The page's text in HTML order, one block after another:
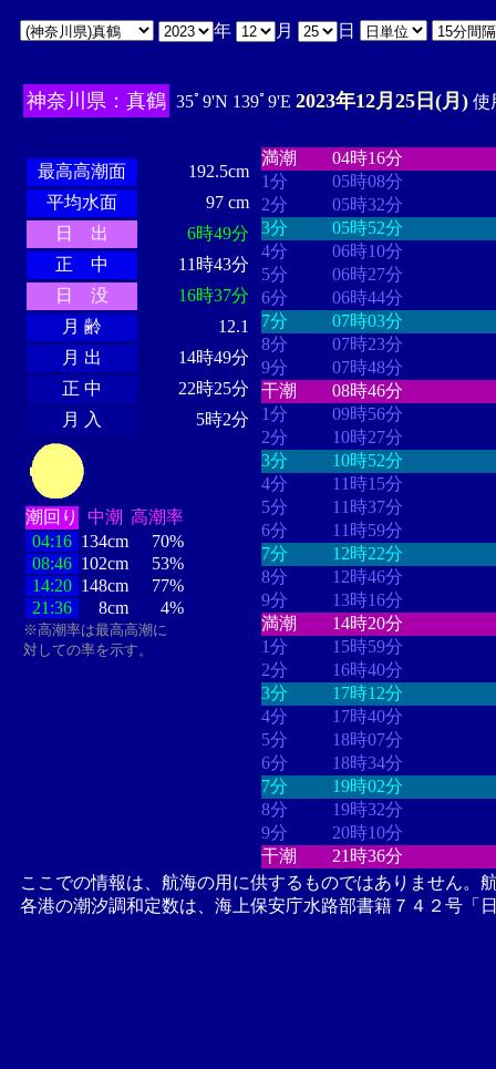
年 月 日
神奈川県：真鶴 35ﾟ9'N 139ﾟ9'E 2023年12月25日(月) 使
最高高潮面
192.5cm
平均水面
97 cm
日 出
6時49分
正 中
11時43分
日 没
16時37分
月 齢
12.1
月 出
14時49分
正 中
22時25分
月 入
5時2分
潮回り 中潮 高潮率
04:16 134cm
70%
08:46 102cm
53%
14:20 148cm
77%
21:36
8cm 4%
※高潮率は最高高潮に
対しての率を示す。
満潮
04時16分
1分
05時08分
2分
05時32分
3分
05時52分
4分
06時10分
5分
06時27分
6分
06時44分
7分
07時03分
8分
07時23分
9分
07時48分
干潮
08時46分
1分
09時56分
2分
10時27分
3分
10時52分
4分
11時15分
5分
11時37分
6分
11時59分
7分
12時22分
8分
12時46分
9分
13時16分
満潮
14時20分
1分
15時59分
2分
16時40分
3分
17時12分
4分
17時40分
5分
18時07分
6分
18時34分
7分
19時02分
8分
19時32分
9分
20時10分
干潮
21時36分
ここでの情報は、航海の用に供するものではありません。
各港の潮汐調和定数は、海上保安庁水路部書籍７４２号「